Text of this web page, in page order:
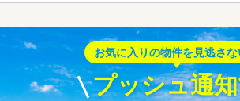
お気に入りの物件を見逃さな
プッシュ通